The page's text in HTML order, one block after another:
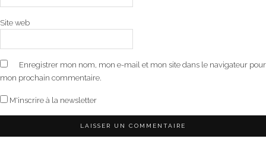
Site web
Enregistrer mon nom, mon e-mail et mon site dans le navigateur pour
mon prochain commentaire.
M'inscrire à la newsletter